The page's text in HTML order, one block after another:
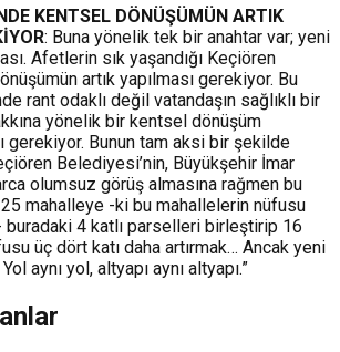
KENTSEL DÖNÜŞÜMÜN ARTIK
: Buna yönelik tek bir anahtar var; yeni
Afetlerin sık yaşandığı Keçiören
artık yapılması gerekiyor. Bu
rant odaklı değil vatandaşın sağlıklı bir
yönelik bir kentsel dönüşüm
gerekiyor. Bunun tam aksi bir şekilde
Belediyesi’nin, Büyükşehir İmar
olumsuz görüş almasına rağmen bu
mahalleye -ki bu mahallelerin nüfusu
4 katlı parselleri birleştirip 16
üç dört katı daha artırmak… Ancak yeni
aynı yol, altyapı aynı altyapı.”